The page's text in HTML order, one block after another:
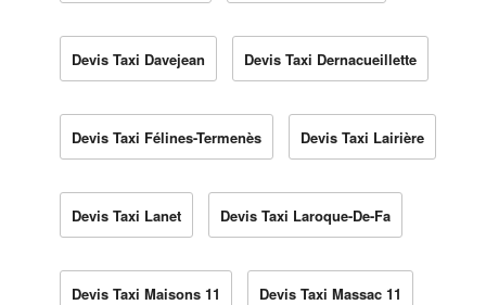
Devis Taxi Davejean Devis Taxi Dernacueillette
Devis Taxi Félines-Termenès Devis Taxi Lairière
Devis Taxi Lanet Devis Taxi Laroque-De-Fa
Devis Taxi Maisons 11 Devis Taxi Massac 11